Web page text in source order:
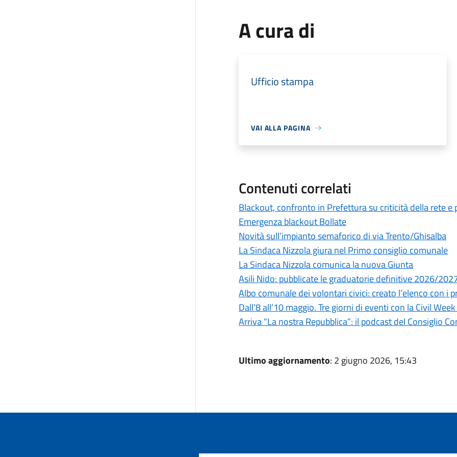
A cura di
Ufficio stampa
VAI ALLA PAGINA
Contenuti correlati
Blackout, confronto in Prefettura su criticità della rete e
Emergenza blackout Bollate
Novità sull’impianto semaforico di via Trento/Ghisalba
La Sindaca Nizzola giura nel Primo consiglio comunale
La Sindaca Nizzola comunica la nuova Giunta
Asili Nido: pubblicate le graduatorie definitive 2026/
Albo comunale dei volontari civici: creato l’elenco con i
Dall’8 all’10 maggio. Tre giorni di eventi con la Civil
Arriva “La nostra Repubblica”: il podcast del Consiglio
Ultimo aggiornamento: 2 giugno 2026, 15:43